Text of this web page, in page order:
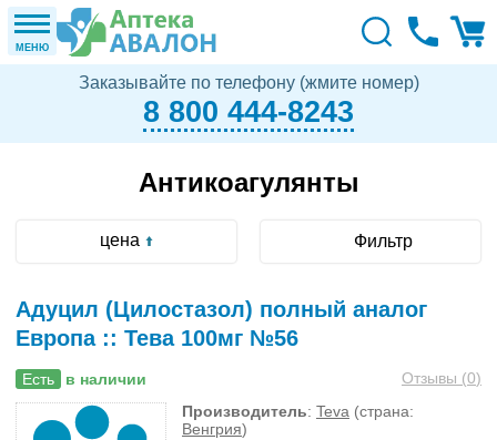
МЕНЮ
Заказывайте по телефону (жмите номер)
8 800 444-8243
Антикоагулянты
цена Фильтр
Адуцил (Цилостазол) полный аналог
Европа :: Тева 100мг №56
Есть в наличии Отзывы (0)
Производитель: Teva (страна:
Венгрия)